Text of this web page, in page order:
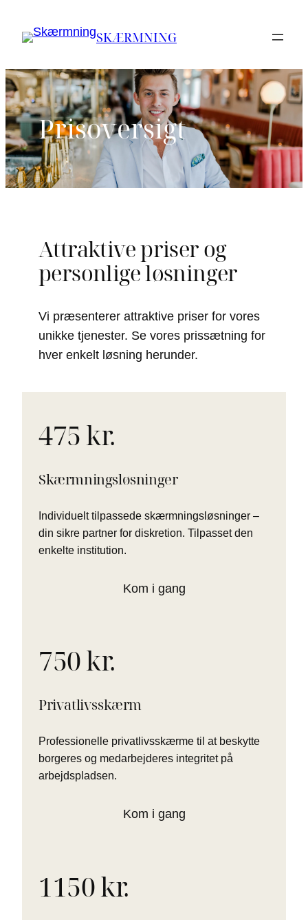
SKÆRMNING
Prisoversigt
Attraktive priser og
personlige løsninger
Vi præsenterer attraktive priser for vores
unikke tjenester. Se vores prissætning for
hver enkelt løsning herunder.
475 kr.
Skærmningsløsninger
Individuelt tilpassede skærmningsløsninger –
din sikre partner for diskretion. Tilpasset den
enkelte institution.
Kom i gang
750 kr.
Privatlivsskærm
Professionelle privatlivsskærme til at beskytte
borgeres og medarbejderes integritet på
arbejdspladsen.
Kom i gang
1150 kr.